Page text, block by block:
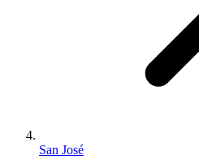
San José